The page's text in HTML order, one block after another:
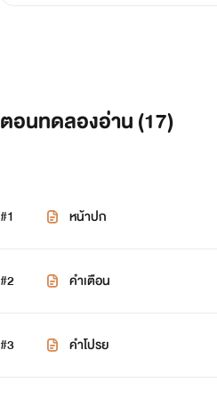
ตอนทดลองอ่าน (17)
#1 หน้าปก
#2 คำเตือน
#3 คำโปรย